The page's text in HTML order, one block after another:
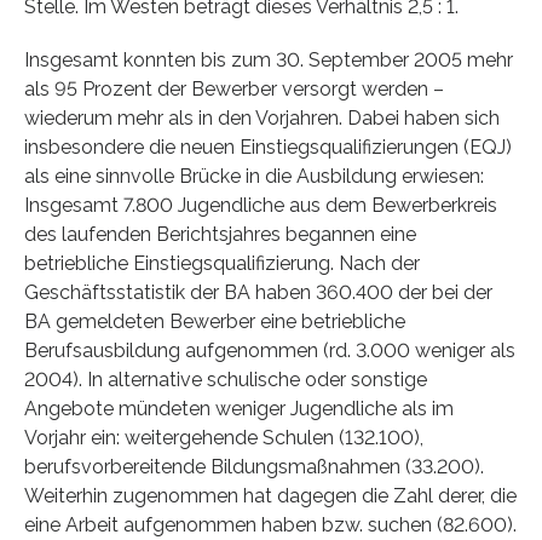
Stelle. Im Westen beträgt dieses Verhältnis 2,5 : 1.
Insgesamt konnten bis zum 30. September 2005 mehr
als 95 Prozent der Bewerber versorgt werden –
wiederum mehr als in den Vorjahren. Dabei haben sich
insbesondere die neuen Einstiegsqualifizierungen (EQJ)
als eine sinnvolle Brücke in die Ausbildung erwiesen:
Insgesamt 7.800 Jugendliche aus dem Bewerberkreis
des laufenden Berichtsjahres begannen eine
betriebliche Einstiegsqualifizierung. Nach der
Geschäftsstatistik der BA haben 360.400 der bei der
BA gemeldeten Bewerber eine betriebliche
Berufsausbildung aufgenommen (rd. 3.000 weniger als
2004). In alternative schulische oder sonstige
Angebote mündeten weniger Jugendliche als im
Vorjahr ein: weitergehende Schulen (132.100),
berufsvorbereitende Bildungsmaßnahmen (33.200).
Weiterhin zugenommen hat dagegen die Zahl derer, die
eine Arbeit aufgenommen haben bzw. suchen (82.600).